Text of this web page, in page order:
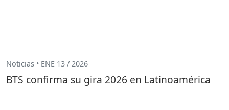
Noticias • ENE 13 / 2026
BTS confirma su gira 2026 en Latinoamérica